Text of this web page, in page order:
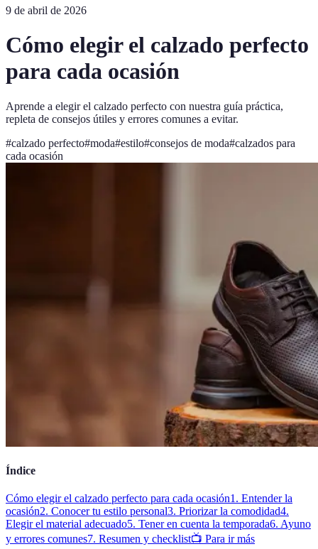
9 de abril de 2026
Cómo elegir el calzado perfecto
para cada ocasión
Aprende a elegir el calzado perfecto con nuestra guía práctica,
repleta de consejos útiles y errores comunes a evitar.
#calzado perfecto#moda#estilo#consejos de moda#calzados para
cada ocasión
Índice
Cómo elegir el calzado perfecto para cada ocasión1. Entender la
ocasión2. Conocer tu estilo personal3. Priorizar la comodidad4.
Elegir el material adecuado5. Tener en cuenta la temporada6. Ayuno
y errores comunes7. Resumen y checklist📺 Para ir más